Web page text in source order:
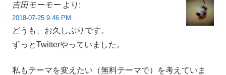
吉田モーモー より:
2018-07-25 9:46 PM
どうも、お久しぶりです。
ずっとTwitterやっていました。
私もテーマを変えたい（無料テーマで）を考えていま